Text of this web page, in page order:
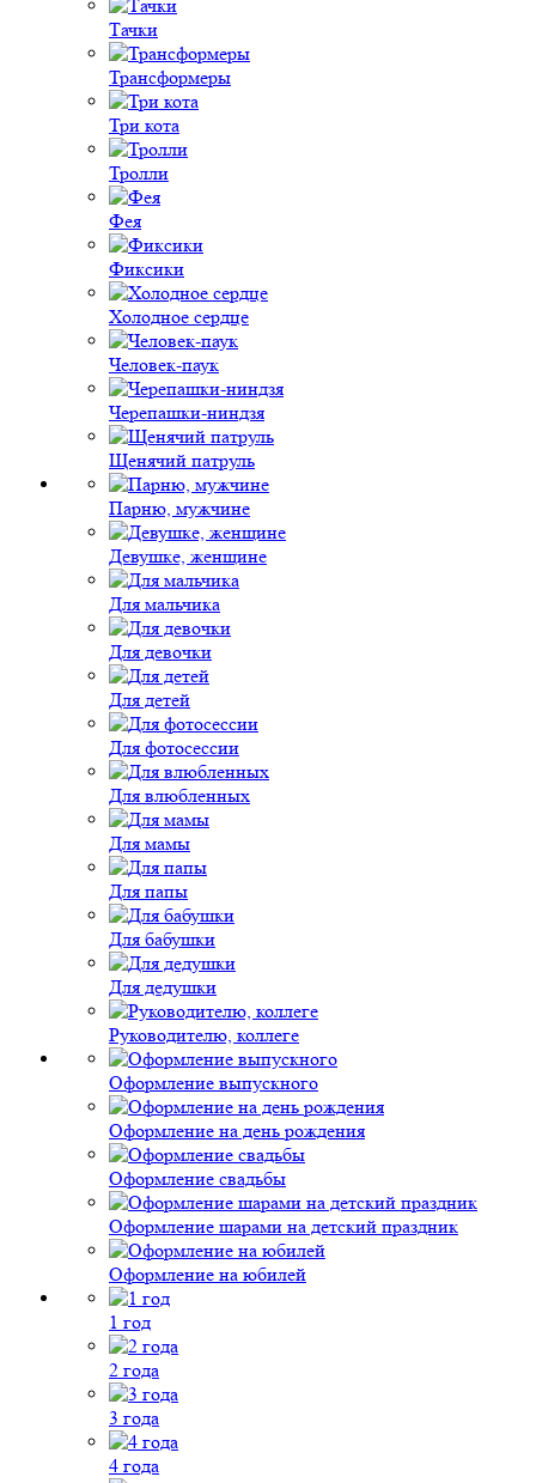
Тачки
Трансформеры
Три кота
Тролли
Фея
Фиксики
Холодное сердце
Человек-паук
Черепашки-ниндзя
Щенячий патруль
Парню, мужчине
Девушке, женщине
Для мальчика
Для девочки
Для детей
Для фотосессии
Для влюбленных
Для мамы
Для папы
Для бабушки
Для дедушки
Руководителю, коллеге
Оформление выпускного
Оформление на день рождения
Оформление свадьбы
Оформление шарами на детский праздник
Оформление на юбилей
1 год
2 года
3 года
4 года